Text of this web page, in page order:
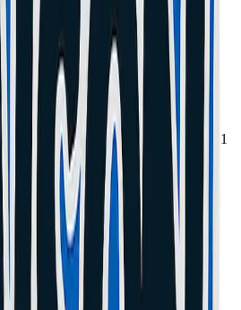
15 Pro Max à
pour votre iPhone 15 Pro Max à
gratuit, devis immédiat, garantie 1
6.7 pouces 120Hz Always-On
meilleure autonomie.